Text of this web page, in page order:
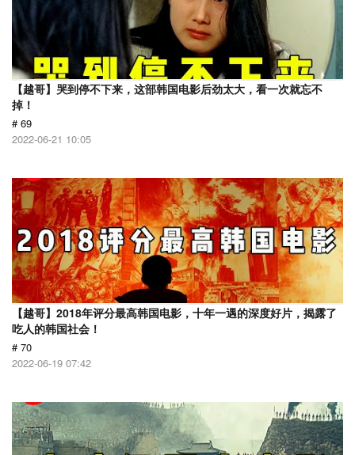
【越哥】哭到停不下来，这部韩国电影后劲太大，看一次就忘不
掉！
# 69
2022-06-21 10:05
【越哥】2018年评分最高韩国电影，十年一遇的深度好片，揭露了
吃人的韩国社会！
# 70
2022-06-19 07:42